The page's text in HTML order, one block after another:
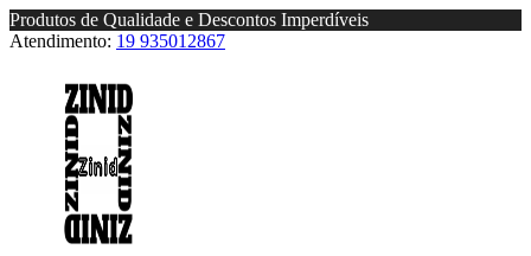
Produtos de Qualidade e Descontos Imperdíveis
Atendimento: 19 935012867